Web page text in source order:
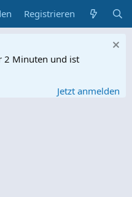
Registrieren
2 Minuten und ist
Jetzt anmelden